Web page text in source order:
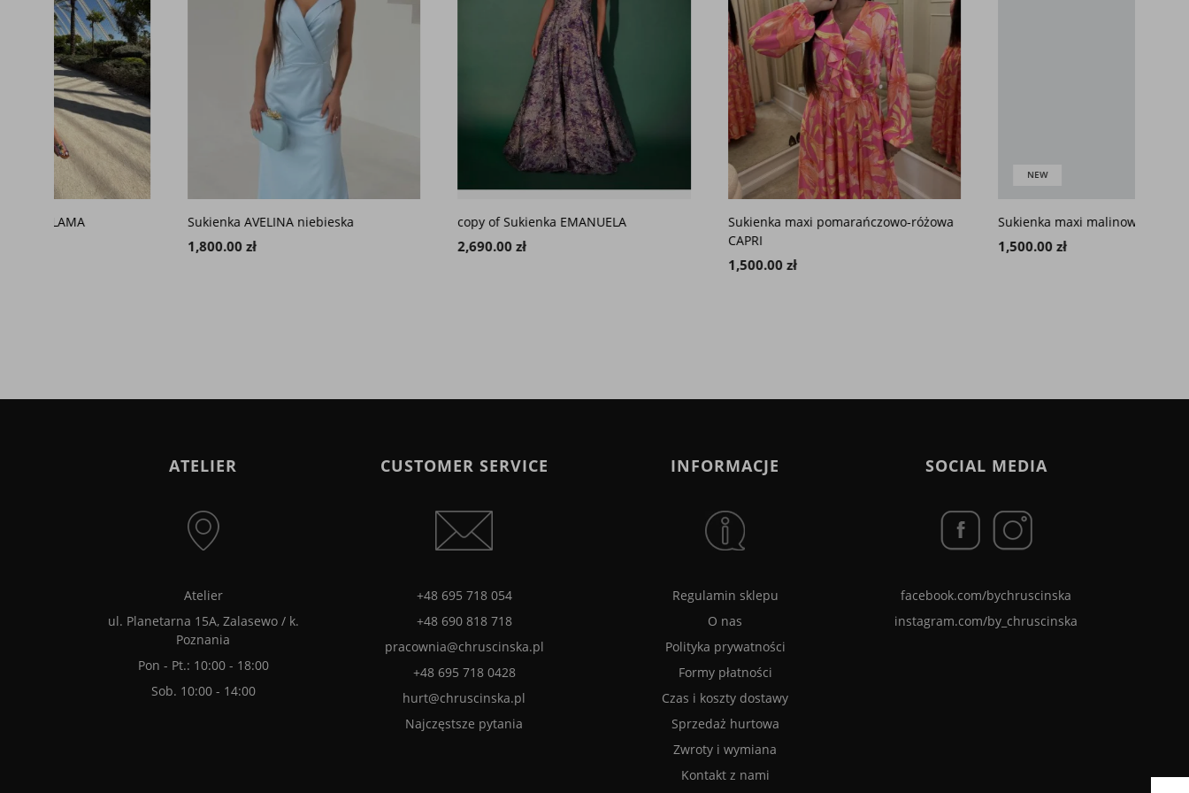
Sukienka AVELINA niebieska copy of Sukienka EMANUELA
Sukienka maxi pomarańczowo-różowa
Sukienka maxi malinowa CAPRI
ATELIER
Atelier
ul. Planetarna 15A, Zalasewo / k.
Poznania
Pon - Pt.: 10:00 - 18:00
Sob. 10:00 - 14:00
CUSTOMER SERVICE
+48 695 718 054
+48 690 818 718
pracownia@chruscinska.pl
+48 695 718 0428
hurt@chruscinska.pl
Najczęstsze pytania
INFORMACJE
Regulamin sklepu
O nas
Polityka prywatności
Formy płatności
Czas i koszty dostawy
Sprzedaż hurtowa
Zwroty i wymiana
Kontakt z nami
SOCIAL MEDIA
facebook.com/bychruscinska
instagram.com/by_chruscinska